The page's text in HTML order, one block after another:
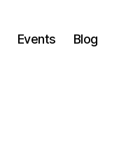
Events Blog